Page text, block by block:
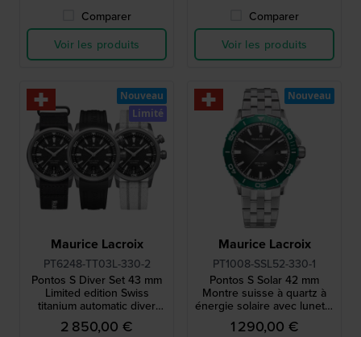
Comparer
Voir les produits
Comparer
Voir les produits
Maurice Lacroix
PT6248-TT03L-330-2
Pontos S Diver Set 43 mm
Limited edition Swiss
titanium automatic diver
with two extra straps
2 850,00 €
Nouveau
Limité
Maurice Lacroix
PT1008-SSL52-330-1
Pontos S Solar 42 mm
Montre suisse à quartz à
énergie solaire avec lunette
en aluminium
1 290,00 €
Nouveau